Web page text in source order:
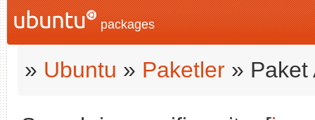
packages
» Ubuntu » Paketler » Paket